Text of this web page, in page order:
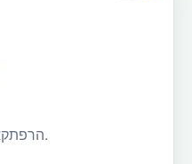
הרפתקאות הים - זמן לחקור את הים.